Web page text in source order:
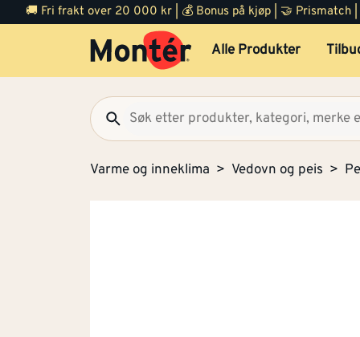
🚚 Fri frakt over 20 000 kr | 💰 Bonus på kjøp | 🤝 Prismatch
Alle Produkter
Varme og inneklima Vedovn og peis